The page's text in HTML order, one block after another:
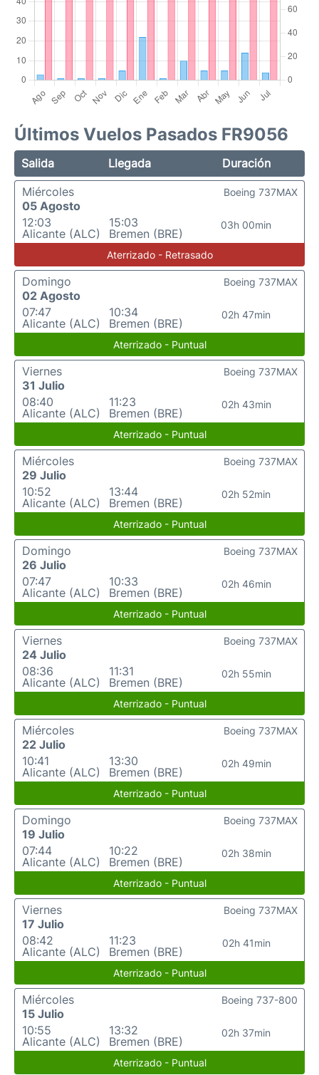
Últimos Vuelos Pasados FR9056
Salida Llegada
Duración
Miércoles
05 Agosto
12:03
Alicante (ALC)
15:03
Bremen (BRE)
03h 00min
Boeing 737MAX
Aterrizado - Retrasado
Domingo
02 Agosto
07:47
Alicante (ALC)
10:34
Bremen (BRE)
02h 47min
Boeing 737MAX
Aterrizado - Puntual
Viernes
31 Julio
08:40
Alicante (ALC)
11:23
Bremen (BRE)
02h 43min
Boeing 737MAX
Aterrizado - Puntual
Miércoles
29 Julio
10:52
Alicante (ALC)
13:44
Bremen (BRE)
02h 52min
Boeing 737MAX
Aterrizado - Puntual
Domingo
26 Julio
07:47
Alicante (ALC)
10:33
Bremen (BRE)
02h 46min
Boeing 737MAX
Aterrizado - Puntual
Viernes
24 Julio
08:36
Alicante (ALC)
11:31
Bremen (BRE)
02h 55min
Boeing 737MAX
Aterrizado - Puntual
Miércoles
22 Julio
10:41
Alicante (ALC)
13:30
Bremen (BRE)
02h 49min
Boeing 737MAX
Aterrizado - Puntual
Domingo
19 Julio
07:44
Alicante (ALC)
10:22
Bremen (BRE)
02h 38min
Boeing 737MAX
Aterrizado - Puntual
Viernes
17 Julio
08:42
Alicante (ALC)
11:23
Bremen (BRE)
02h 41min
Boeing 737MAX
Aterrizado - Puntual
Miércoles
15 Julio
10:55
Alicante (ALC)
13:32
Bremen (BRE)
02h 37min
Boeing 737-800
Aterrizado - Puntual